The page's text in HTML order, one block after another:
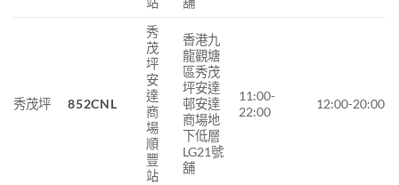
秀茂坪 852CNL
秀
茂
坪
安
達
商
場
順
豐
站
香港九
龍觀塘
區秀茂
坪安達
邨安達
商場地
下低層
LG21號
舖
11:00-
22:00
12:00-20:00